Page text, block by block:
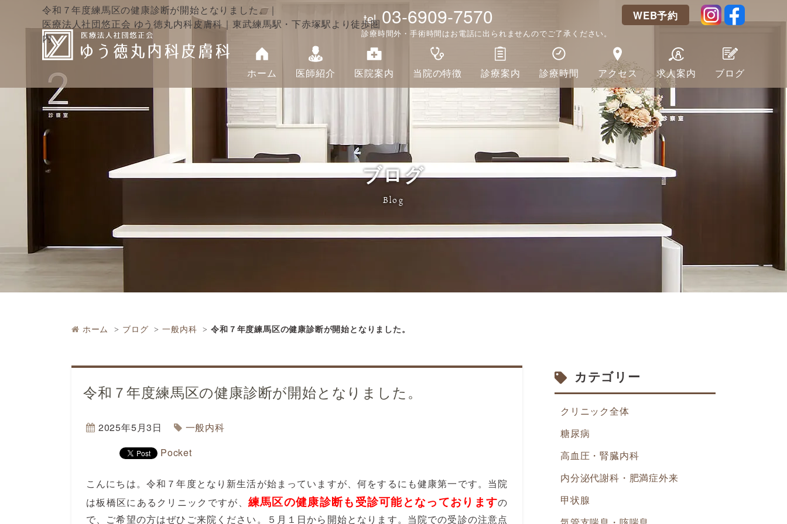
WEB予約
診療時間外・手術時間はお電話に出られませんのでご了承ください。
tel 03-6909-7570
ホーム 医師紹介 医院案内 当院の特徴 診療案内 診療時間 アクセス 求人案内 ブログ
令和７年度練馬区の健康診断が開始となりました。｜
医療法人社団悠正会 ゆう徳丸内科皮膚科｜東武練馬駅・下赤塚駅より徒歩圏
内
ブログ
Blog
ホーム ブログ 一般内科 令和７年度練馬区の健康診断が開始となりました。
令和７年度練馬区の健康診断が開始となりました。
2025年5月3日
一般内科
Pocket
こんにちは。令和７年度となり新生活が始まっていますが、何をするにも健康第一です。当院
は板橋区にあるクリニックですが、 練馬区の健康診断も受診可能となっておりますの
で、ご希望の方はぜひご来院ください。５月１日から開始となります。当院での受診の注意点
カテゴリー
クリニック全体
糖尿病
高血圧・腎臓内科
内分泌代謝科・肥満症外来
甲状腺